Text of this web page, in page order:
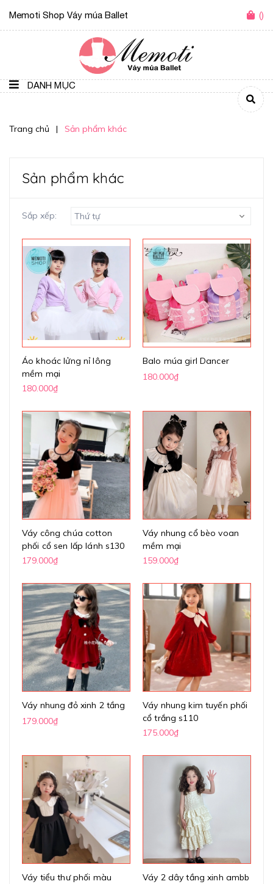
Memoti Shop Váy múa Ballet ()
DANH MỤC
Trang chủ | Sản phẩm khác
Sản phẩm khác
Sắp xếp: Thứ tự
Áo khoác lửng nỉ lông
mềm mại
180.000₫
Balo múa girl Dancer
180.000₫
Váy công chúa cotton
phối cổ sen lấp lánh s130
179.000₫
Váy nhung cổ bèo voan
mềm mại
159.000₫
Váy nhung đỏ xinh 2 tầng
179.000₫
Váy nhung kim tuyến phối
cổ trắng s110
175.000₫
Váy tiểu thư phối màu
Váy 2 dây tầng xinh ambb